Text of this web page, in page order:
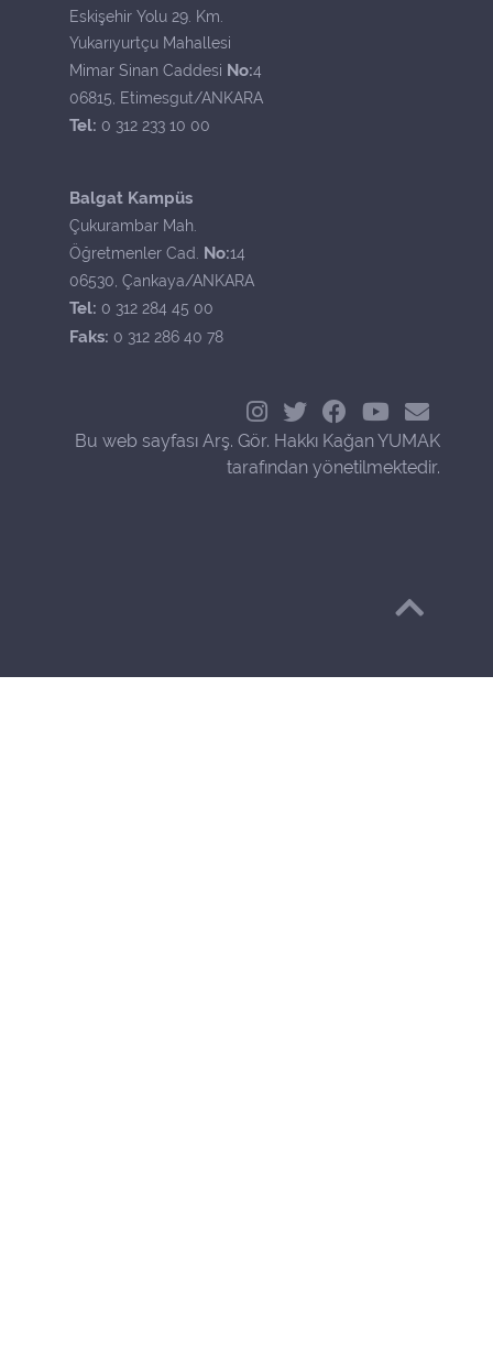
Eskişehir Yolu 29. Km.
Yukarıyurtçu Mahallesi
Mimar Sinan Caddesi No:4
06815, Etimesgut/ANKARA
Tel: 0 312 233 10 00
Balgat Kampüs
Çukurambar Mah.
Öğretmenler Cad. No:14
06530, Çankaya/ANKARA
Tel: 0 312 284 45 00
Faks: 0 312 286 40 78
Bu web sayfası Arş. Gör. Hakkı Kağan YUMAK
tarafından yönetilmektedir.